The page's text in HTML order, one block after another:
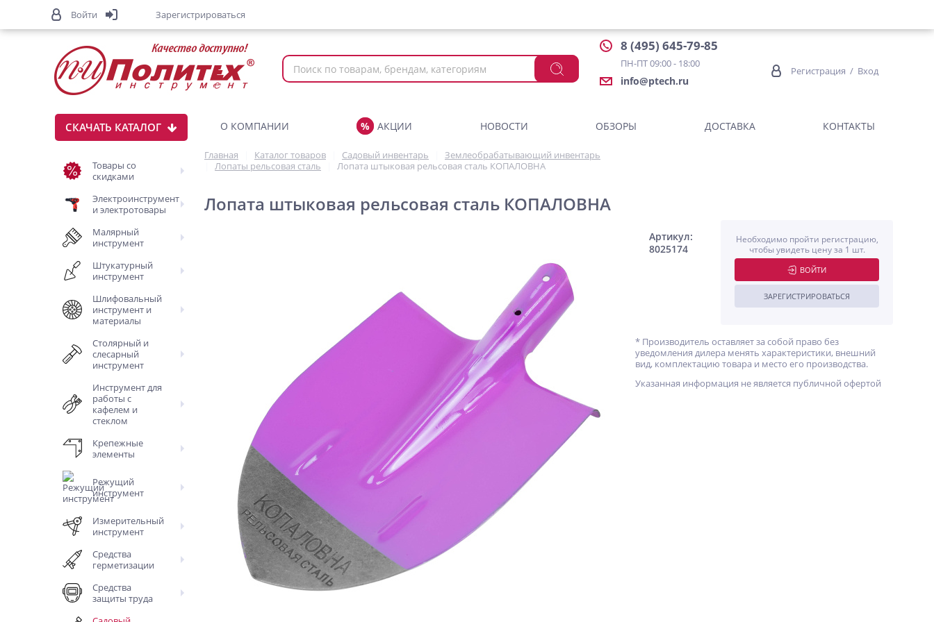
8 (495) 645-79-85
ПН-ПТ 09:00 - 18:00
info@ptech.ru
Регистрация / Вход
СКАЧАТЬ КАТАЛОГ
Товары со
скидками
Электроинструмент
и электротовары
Малярный
инструмент
Штукатурный
инструмент
Шлифовальный
инструмент и
материалы
Столярный и
слесарный
инструмент
Инструмент для
работы с
кафелем и
стеклом
Крепежные
элементы
Режущий
инструмент
Измерительный
инструмент
Средства
герметизации
Средства
защиты труда
О КОМПАНИИ АКЦИИ НОВОСТИ ОБЗОРЫ ДОСТАВКА КОНТАКТЫ
Главная Каталог товаров Садовый инвентарь
Землеобрабатывающий инвентарь
Лопаты рельсовая сталь
Лопата штыковая рельсовая сталь КОПАЛОВНА
Лопата штыковая рельсовая сталь КОПАЛОВНА
Артикул:
8025174
Необходимо пройти регистрацию,
чтобы увидеть цену за 1 шт.
ВОЙТИ
ЗАРЕГИСТРИРОВАТЬСЯ
* Производитель оставляет за собой право без
уведомления дилера менять характеристики, внешний
вид, комплектацию товара и место его производства.
Указанная информация не является публичной офертой
Войти Зарегистрироваться